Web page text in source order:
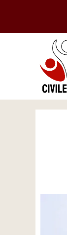
tartalomba